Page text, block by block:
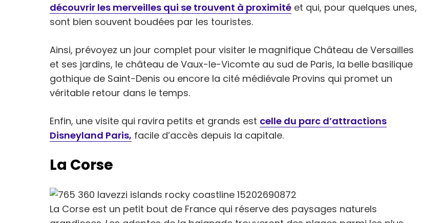
découvrir les merveilles qui se trouvent à proximité et qui, pour quelques unes,
sont bien souvent boudées par les touristes.
Ainsi, prévoyez un jour complet pour visiter le magnifique Château de Versailles
et ses jardins, le château de Vaux-le-Vicomte au sud de Paris, la belle basilique
gothique de Saint-Denis ou encore la cité médiévale Provins qui promet un
véritable retour dans le temps.
Enfin, une visite qui ravira petits et grands est celle du parc d’attractions
Disneyland Paris, facile d’accès depuis la capitale.
La Corse
La Corse est un petit bout de France qui réserve des paysages naturels